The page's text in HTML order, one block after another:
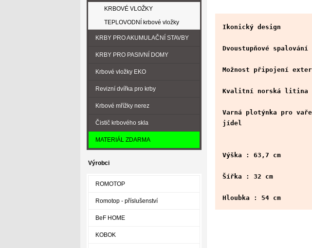
Ikonický design
Dvoustupňové spalování
Možnost připojení
Kvalitní norská litina
Varná plotýnka pro
jídel
Výška : 63,7 cm
Šířka : 32 cm
Hloubka : 54 cm
KRBOVÉ VLOŽKY
TEPLOVODNÍ krbové vložky
KRBY PRO AKUMULAČNÍ STAVBY
KRBY PRO PASIVNÍ DOMY
Krbové vložky EKO
Revizní dvířka pro krby
Krbové mřížky nerez
Čistič krbového skla
MATERIÁL ZDARMA
Výrobci
ROMOTOP
Romotop - příslušenství
BeF HOME
KOBOK